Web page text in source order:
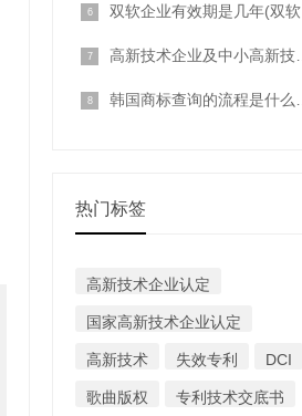
双软企业有效期是几年(双软企业证书有效期)
高新技术企业及中小高新技术企业的认证条件
韩国商标查询的流程是什么呢？(如何查询韩国商标)
热门标签
高新技术企业认定
国家高新技术企业认定
高新技术 失效专利 DCI
歌曲版权 专利技术交底书